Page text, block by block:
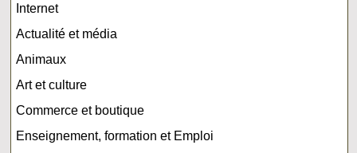
Internet
Actualité et média
Animaux
Art et culture
Commerce et boutique
Enseignement, formation et Emploi